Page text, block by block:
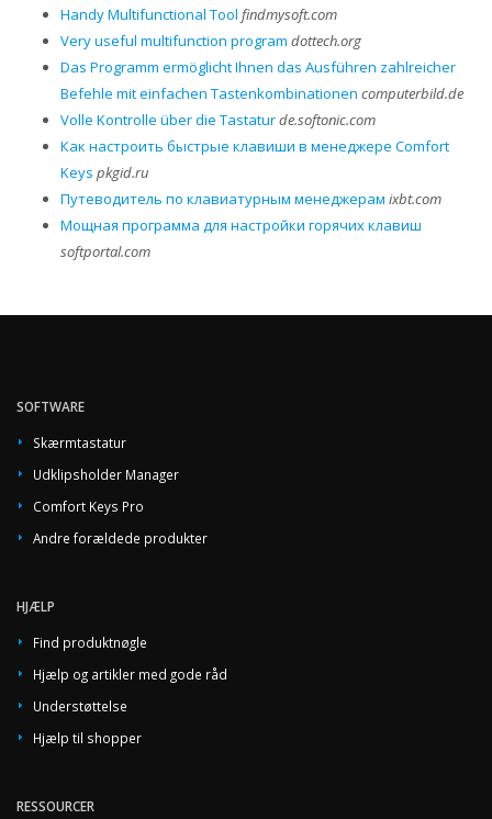
Handy Multifunctional Tool findmysoft.com
Very useful multifunction program dottech.org
Das Programm ermöglicht Ihnen das Ausführen zahlreicher
Befehle mit einfachen Tastenkombinationen computerbild.de
Volle Kontrolle über die Tastaturde.softonic.com
Как настроить быстрые клавиши в менеджере Comfort
Keys pkgid.ru
Путеводитель по клавиатурным менеджерам ixbt.com
Мощная программа для настройки горячих клавиш
softportal.com
SOFTWARE
Skærmtastatur
Udklipsholder Manager
Comfort Keys Pro
Andre forældede produkter
HJÆLP
Find produktnøgle
Hjælp og artikler med gode råd
Understøttelse
Hjælp til shopper
RESSOURCER